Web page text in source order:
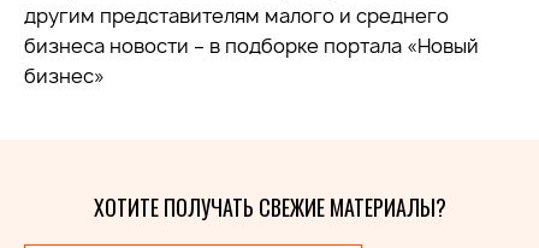
другим представителям малого и среднего
бизнеса новости – в подборке портала «Новый
бизнес»
ХОТИТЕ ПОЛУЧАТЬ СВЕЖИЕ МАТЕРИАЛЫ?